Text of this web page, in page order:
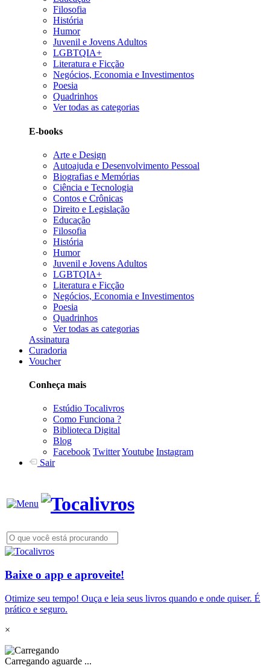
Filosofia
História
Humor
Juvenil e Jovens Adultos
LGBTQIA+
Literatura e Ficção
Negócios, Economia e Investimentos
Poesia
Quadrinhos
Ver todas as categorias
E-books
Arte e Design
Autoajuda e Desenvolvimento Pessoal
Biografias e Memórias
Ciência e Tecnologia
Contos e Crônicas
Direito e Legislação
Educação
Filosofia
História
Humor
Juvenil e Jovens Adultos
LGBTQIA+
Literatura e Ficção
Negócios, Economia e Investimentos
Poesia
Quadrinhos
Ver todas as categorias
Assinatura
Curadoria
Voucher
Conheça mais
Estúdio Tocalivros
Como Funciona ?
Biblioteca Digital
Blog
Facebook TwitterYoutube Instagram
Sair
Baixe o app e aproveite!
Otimize seu tempo! Ouça e leia seus livros quando e onde quiser. É
prático e seguro.
×
Carregando aguarde ...